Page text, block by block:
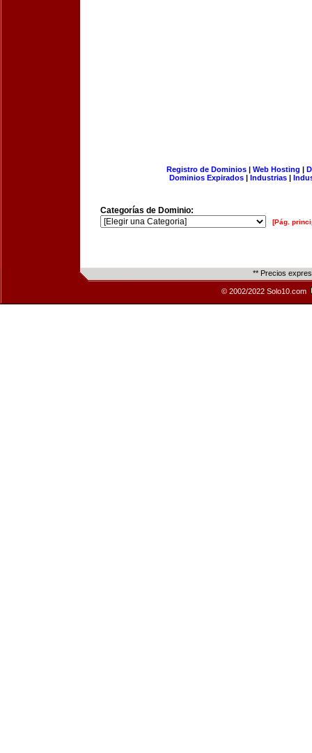
Registro de Dominios| Web Hosting |
Dominios Expirados | Industrias |
Categorías de Dominio:
[Pág.
** Precios
© 2002/2022 Solo10.com